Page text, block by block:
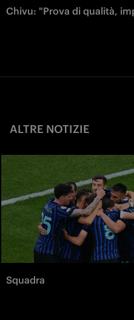
Chivu: "Prova di qualità,
ALTRE NOTIZIE
Squadra